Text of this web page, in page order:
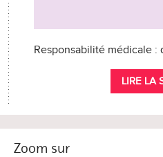
Responsabilité médicale :
LIRE LA
Zoom sur